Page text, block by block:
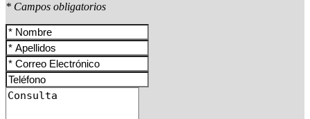
* Campos obligatorios